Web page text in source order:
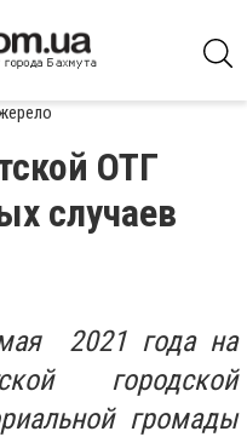
ОТГ
случаев
2021 года на
городской
громады